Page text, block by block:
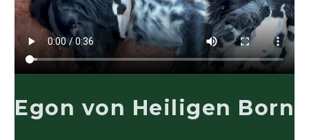
Egon von Heiligen Born